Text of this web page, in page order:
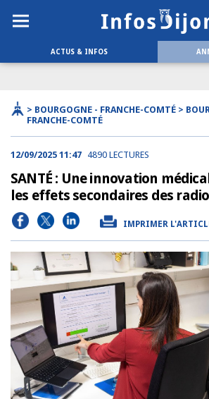
ACTUS & INFOS
> BOURGOGNE - FRANCHE-COMTÉ >
FRANCHE-COMTÉ
12/09/2025 11:47 4890 LECTURES
SANTÉ : Une innovation
les effets secondaires des
IMPRIMER